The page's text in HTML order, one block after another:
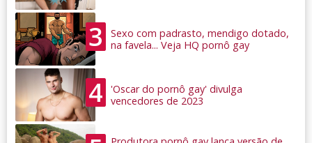
3
Sexo com padrasto, mendigo dotado,
na favela... Veja HQ pornô gay
4
'Oscar do pornô gay' divulga
vencedores de 2023